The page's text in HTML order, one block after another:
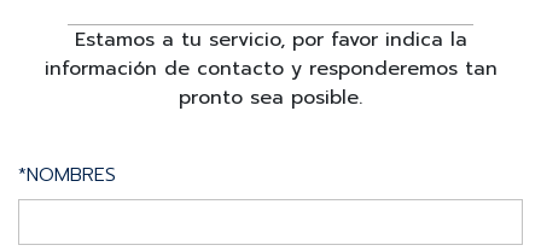
Estamos a tu servicio, por favor indica la
información de contacto y responderemos tan
pronto sea posible.
*NOMBRES